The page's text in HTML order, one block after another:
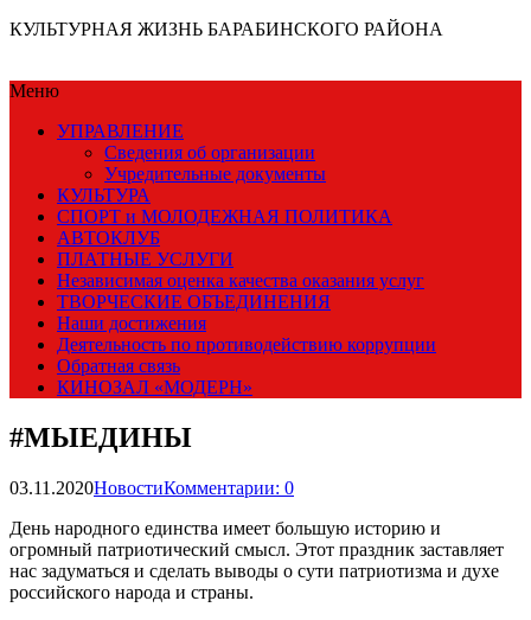
КУЛЬТУРНАЯ ЖИЗНЬ БАРАБИНСКОГО РАЙОНА
Меню
УПРАВЛЕНИЕ
Сведения об организации
Учредительные документы
КУЛЬТУРА
СПОРТ и МОЛОДЕЖНАЯ ПОЛИТИКА
АВТОКЛУБ
ПЛАТНЫЕ УСЛУГИ
Независимая оценка качества оказания услуг
ТВОРЧЕСКИЕ ОБЪЕДИНЕНИЯ
Наши достижения
Деятельность по противодействию коррупции
Обратная связь
КИНОЗАЛ «МОДЕРН»
#МЫЕДИНЫ
03.11.2020НовостиКомментарии: 0
День народного единства имеет большую историю и
огромный патриотический смысл. Этот праздник заставляет
нас задуматься и сделать выводы о сути патриотизма и духе
российского народа и страны.